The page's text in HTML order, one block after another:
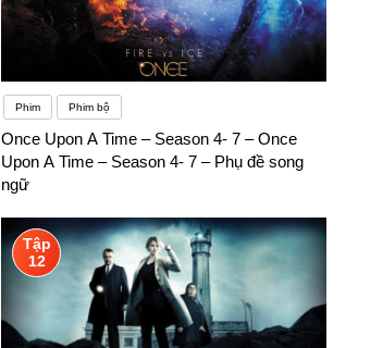
Phim Phim bộ
Once Upon A Time – Season 4- 7 – Once
Upon A Time – Season 4- 7 – Phụ đề song
ngữ
Tập
12